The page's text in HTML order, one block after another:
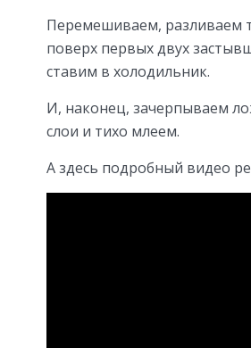
Перемешиваем, разливаем
поверх первых двух
ставим в холодильник.
И, наконец, зачерпываем
слои и тихо млеем.
А здесь подробный видео